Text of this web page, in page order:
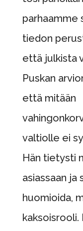
parhaamme
tiedon
että julkista
Puskan
että mitään
valtiolle ei
Hän tietysti
asiassaan ja
huomioida,